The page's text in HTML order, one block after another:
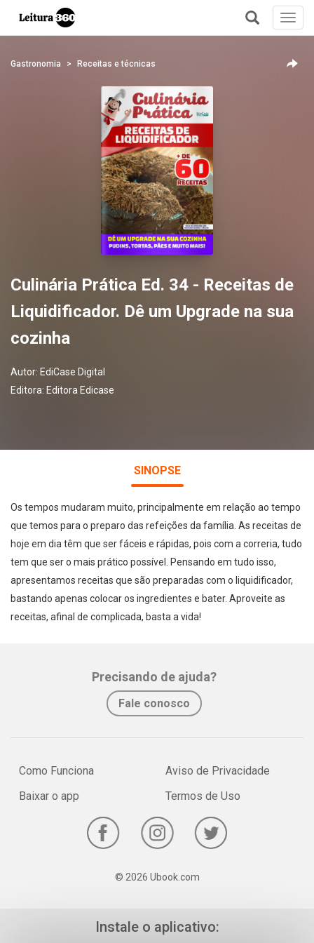
+
Gastronomia Receitas e técnicas
Culinária Prática Ed. 34 - Receitas de
Liquidificador. Dê um Upgrade na sua
cozinha
Autor: EdiCase Digital
Editora: Editora Edicase
SINOPSE
Os tempos mudaram muito, principalmente em relação ao tempo
que temos para o preparo das refeições da família. As receitas de
hoje em dia têm que ser fáceis e rápidas, pois com a correria, tudo
tem que ser o mais prático possível. Pensando em tudo isso,
apresentamos receitas que são preparadas com o liquidificador,
bastando apenas colocar os ingredientes e bater. Aproveite as
receitas, afinal de complicada, basta a vida!
Precisando de ajuda?
Fale conosco
Como Funciona
Baixar o app
Aviso de Privacidade
Termos de Uso
© 2026 Ubook.com
Instale o aplicativo: